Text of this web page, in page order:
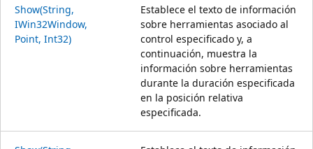
Show(String,
IWin32Window,
Point, Int32)
Establece el texto de información
sobre herramientas asociado al
control especificado y, a
continuación, muestra la
información sobre herramientas
durante la duración especificada
en la posición relativa
especificada.